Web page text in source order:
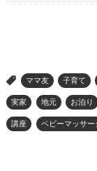
> ママ友 子育て
実家 地元 お泊り
講座 ベビーマッサー